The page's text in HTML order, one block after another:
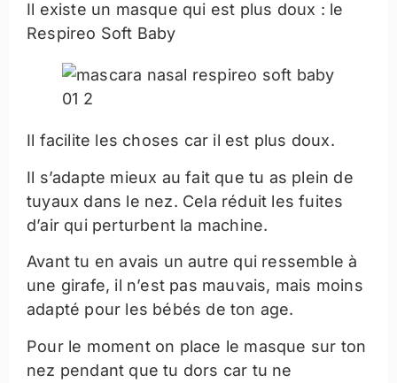
Il existe un masque qui est plus doux : le
Respireo Soft Baby
Il facilite les choses car il est plus doux.
Il s’adapte mieux au fait que tu as plein de
tuyaux dans le nez. Cela réduit les fuites
d’air qui perturbent la machine.
Avant tu en avais un autre qui ressemble à
une girafe, il n’est pas mauvais, mais moins
adapté pour les bébés de ton age.
Pour le moment on place le masque sur ton
nez pendant que tu dors car tu ne